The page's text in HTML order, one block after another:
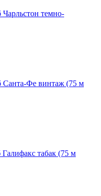
темно-
Фе винтаж (75 м
табак (75 м